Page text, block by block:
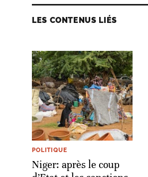
LES CONTENUS LIÉS
POLITIQUE
Niger: après le coup